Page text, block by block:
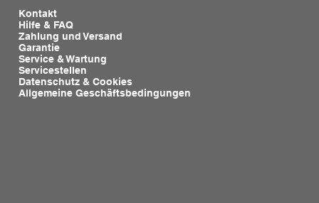
Kontakt
Hilfe & FAQ
Zahlung und Versand
Garantie
Service & Wartung
Servicestellen
Datenschutz & Cookies
Allgemeine Geschäftsbedingungen